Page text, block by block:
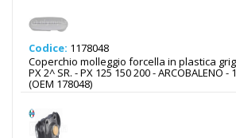
Codice: 1178048
Coperchio molleggio forcella in plastica
PX 2^ SR. - PX 125 150 200 - ARCOBALENO
(OEM 178048)